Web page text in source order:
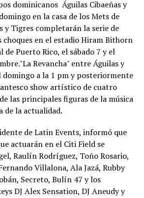
dominicanos Águilas Cibaeñas y
en la casa de los Mets de
y Tigres completarán la serie de
choques en el estadio Hiram Bithorn
de Puerto Rico, el sábado 7 y el
Revancha" entre Águilas y
domingo a la 1 pm y posteriormente
show artístico de cuatro
las principales figuras de la música
de la actualidad.
de Latin Events, informó que
actuarán en el Citi Field se
Raulín Rodríguez, Toño Rosario,
Villalona, Ala Jazá, Rubby
Secreto, Bulín 47 y los
DJ Alex Sensation, DJ Aneudy y